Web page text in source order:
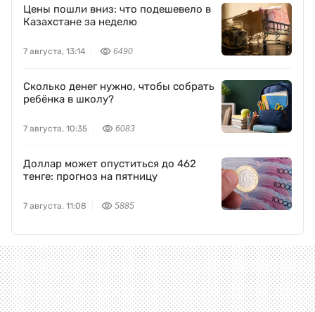
Цены пошли вниз: что подешевело в
Казахстане за неделю
7 августа, 13:14 6490
Сколько денег нужно, чтобы собрать
ребёнка в школу?
7 августа, 10:35 6083
Доллар может опуститься до 462
тенге: прогноз на пятницу
7 августа, 11:08 5885